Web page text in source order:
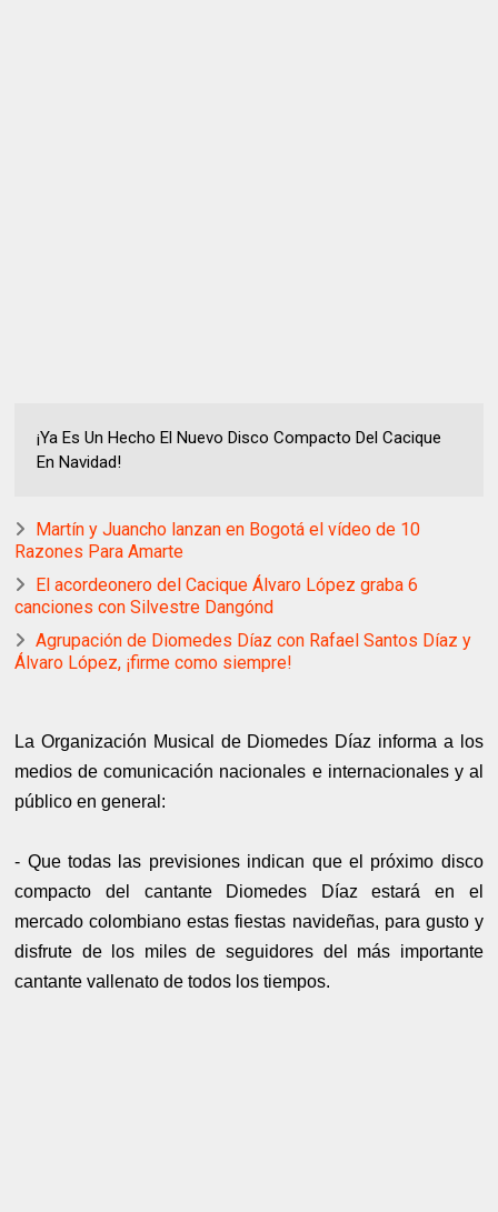
¡Ya Es Un Hecho El Nuevo Disco Compacto Del Cacique
En Navidad!
Martín y Juancho lanzan en Bogotá el vídeo de 10
Razones Para Amarte
El acordeonero del Cacique Álvaro López graba 6
canciones con Silvestre Dangónd
Agrupación de Diomedes Díaz con Rafael Santos Díaz y
Álvaro López, ¡firme como siempre!
La Organización Musical de Diomedes Díaz informa a los
medios de comunicación nacionales e internacionales y al
público en general:
- Que todas las previsiones indican que el próximo disco
compacto del cantante Diomedes Díaz estará en el
mercado colombiano estas fiestas navideñas, para gusto y
disfrute de los miles de seguidores del más importante
cantante vallenato de todos los tiempos.